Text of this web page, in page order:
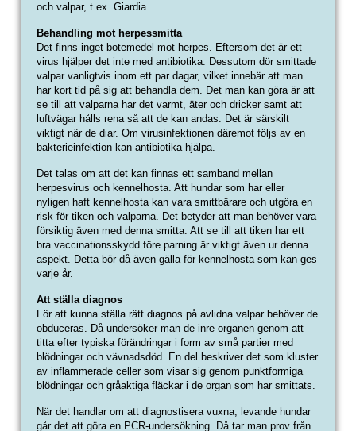
och valpar, t.ex. Giardia.
Behandling mot herpessmitta
Det finns inget botemedel mot herpes. Eftersom det är ett
virus hjälper det inte med antibiotika. Dessutom dör smittade
valpar vanligtvis inom ett par dagar, vilket innebär att man
har kort tid på sig att behandla dem. Det man kan göra är att
se till att valparna har det varmt, äter och dricker samt att
luftvägar hålls rena så att de kan andas. Det är särskilt
viktigt när de diar. Om virusinfektionen däremot följs av en
bakterieinfektion kan antibiotika hjälpa.
Det talas om att det kan finnas ett samband mellan
herpesvirus och kennelhosta. Att hundar som har eller
nyligen haft kennelhosta kan vara smittbärare och utgöra en
risk för tiken och valparna. Det betyder att man behöver vara
försiktig även med denna smitta. Att se till att tiken har ett
bra vaccinationsskydd före parning är viktigt även ur denna
aspekt. Detta bör då även gälla för kennelhosta som kan ges
varje år.
Att ställa diagnos
För att kunna ställa rätt diagnos på avlidna valpar behöver de
obduceras. Då undersöker man de inre organen genom att
titta efter typiska förändringar i form av små partier med
blödningar och vävnadsdöd. En del beskriver det som kluster
av inflammerade celler som visar sig genom punktformiga
blödningar och gråaktiga fläckar i de organ som har smittats.
När det handlar om att diagnostisera vuxna, levande hundar
går det att göra en PCR-undersökning. Då tar man prov från